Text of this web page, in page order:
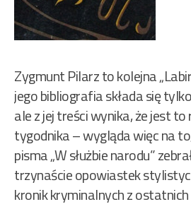
Zygmunt Pilarz to kolejna
jego bibliografia składa się
ale z jej treści wynika, że jest
tygodnika – wygląda więc na
pisma „W służbie narodu”
trzynaście opowiastek
kronik kryminalnych z